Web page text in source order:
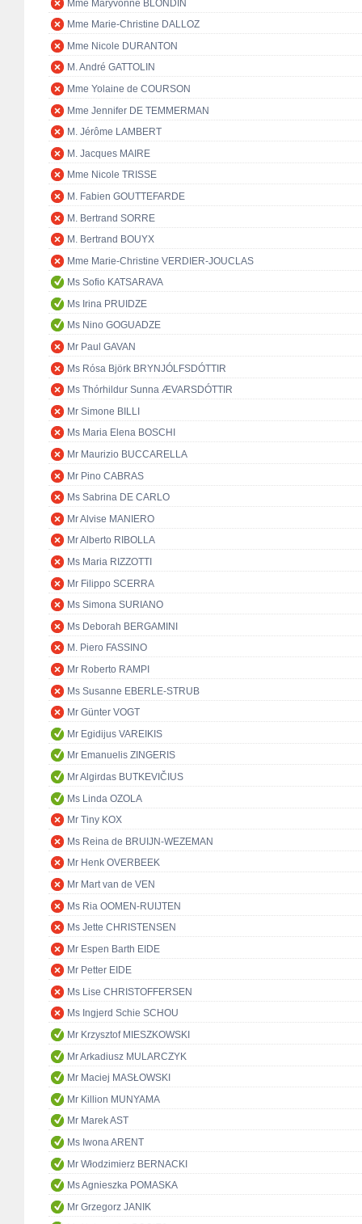
Mme Maryvonne BLONDIN
Mme Marie-Christine DALLOZ
Mme Nicole DURANTON
M. André GATTOLIN
Mme Yolaine de COURSON
Mme Jennifer DE TEMMERMAN
M. Jérôme LAMBERT
M. Jacques MAIRE
Mme Nicole TRISSE
M. Fabien GOUTTEFARDE
M. Bertrand SORRE
M. Bertrand BOUYX
Mme Marie-Christine VERDIER-JOUCLAS
Ms Sofio KATSARAVA
Ms Irina PRUIDZE
Ms Nino GOGUADZE
Mr Paul GAVAN
Ms Rósa Björk BRYNJÓLFSDÓTTIR
Ms Thórhildur Sunna ÆVARSDÓTTIR
Mr Simone BILLI
Ms Maria Elena BOSCHI
Mr Maurizio BUCCARELLA
Mr Pino CABRAS
Ms Sabrina DE CARLO
Mr Alvise MANIERO
Mr Alberto RIBOLLA
Ms Maria RIZZOTTI
Mr Filippo SCERRA
Ms Simona SURIANO
Ms Deborah BERGAMINI
M. Piero FASSINO
Mr Roberto RAMPI
Ms Susanne EBERLE-STRUB
Mr Günter VOGT
Mr Egidijus VAREIKIS
Mr Emanuelis ZINGERIS
Mr Algirdas BUTKEVIČIUS
Ms Linda OZOLA
Mr Tiny KOX
Ms Reina de BRUIJN-WEZEMAN
Mr Henk OVERBEEK
Mr Mart van de VEN
Ms Ria OOMEN-RUIJTEN
Ms Jette CHRISTENSEN
Mr Espen Barth EIDE
Mr Petter EIDE
Ms Lise CHRISTOFFERSEN
Ms Ingjerd Schie SCHOU
Mr Krzysztof MIESZKOWSKI
Mr Arkadiusz MULARCZYK
Mr Maciej MASŁOWSKI
Mr Killion MUNYAMA
Mr Marek AST
Ms Iwona ARENT
Mr Włodzimierz BERNACKI
Ms Agnieszka POMASKA
Mr Grzegorz JANIK